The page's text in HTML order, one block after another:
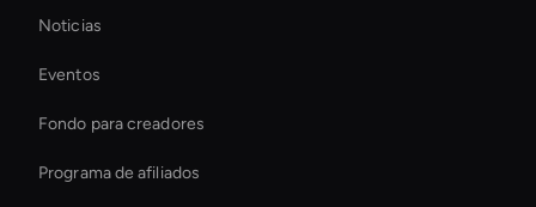
Herramienta estabilizadora de video AI
Ai Avatar For Training
Soluciones interactivas de inteligencia artificial para
Noticias
Eventos
Fondo para creadores
Programa de afiliados